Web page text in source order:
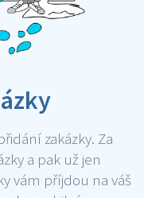
zakázky. Za
a pak už jen
vám příjdou na váš